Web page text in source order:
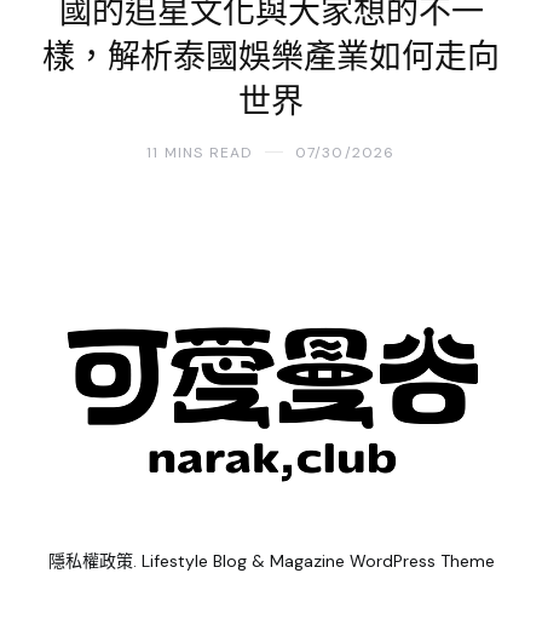
國的追星文化與大家想的不一
樣，解析泰國娛樂產業如何走向
世界
11 MINS READ 07/30/2026
隱私權政策. Lifestyle Blog & Magazine WordPress Theme